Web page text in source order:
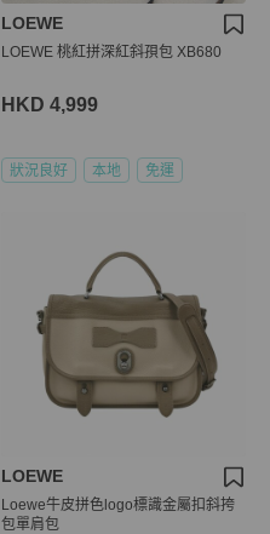
LOEWE
LOEWE 桃紅拼深紅斜孭包 XB680
HKD 4,999
狀況良好 本地 免運
LOEWE
Loewe牛皮拼色logo標識金屬扣斜挎
包單肩包